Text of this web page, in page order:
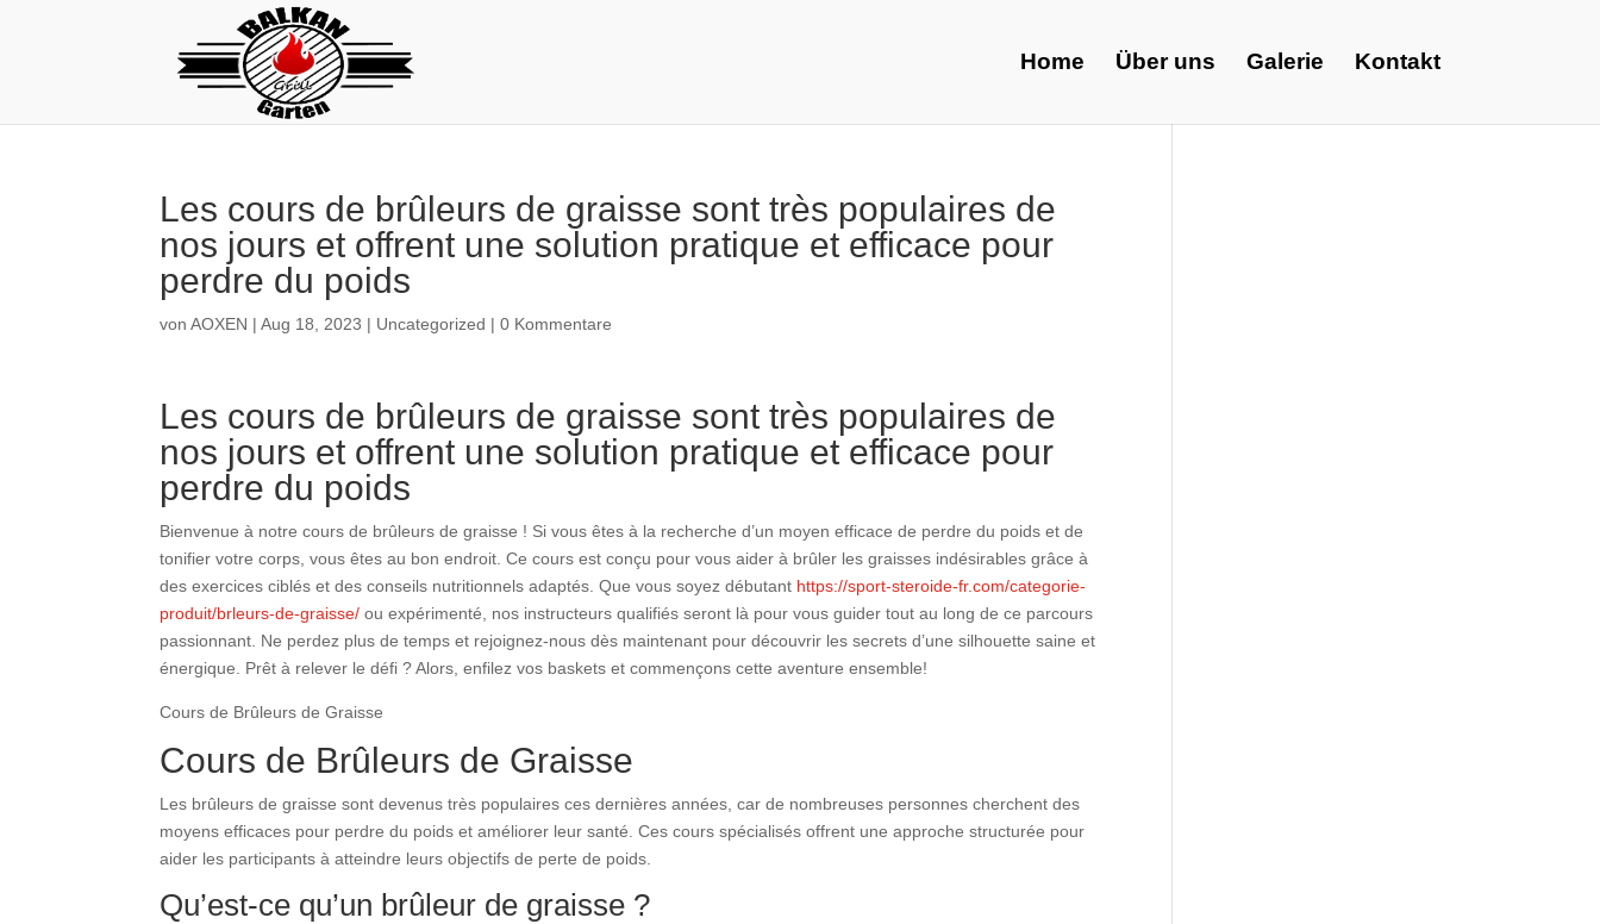
Home Über uns Galerie Kontakt
Les cours de brûleurs de graisse sont très populaires de
nos jours et offrent une solution pratique et efficace pour
perdre du poids
vonAOXEN |Aug 18, 2023 | Uncategorized |0 Kommentare
Les cours de brûleurs de graisse sont très populaires de
nos jours et offrent une solution pratique et efficace pour
perdre du poids
Bienvenue à notre cours de brûleurs de graisse ! Si vous êtes à la recherche d’un moyen efficace de perdre du poids et de
tonifier votre corps, vous êtes au bon endroit. Ce cours est conçu pour vous aider à brûler les graisses indésirables grâce à
des exercices ciblés et des conseils nutritionnels adaptés. Que vous soyez débutant https://sport-steroide-fr.com/categorie-
produit/brleurs-de-graisse/ ou expérimenté, nos instructeurs qualifiés seront là pour vous guider tout au long de ce parcours
passionnant. Ne perdez plus de temps et rejoignez-nous dès maintenant pour découvrir les secrets d’une silhouette saine et
énergique. Prêt à relever le défi ? Alors, enfilez vos baskets et commençons cette aventure ensemble!
Cours de Brûleurs de Graisse
Cours de Brûleurs de Graisse
Les brûleurs de graisse sont devenus très populaires ces dernières années, car de nombreuses personnes cherchent des
moyens efficaces pour perdre du poids et améliorer leur santé. Ces cours spécialisés offrent une approche structurée pour
aider les participants à atteindre leurs objectifs de perte de poids.
Qu’est-ce qu’un brûleur de graisse ?